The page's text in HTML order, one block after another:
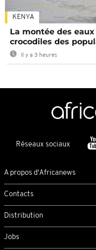
KENYA
La montée des
crocodiles des
Il y a 3 heures
Réseaux sociaux
A propos d'Africanews
Contacts
Distribution
Jobs